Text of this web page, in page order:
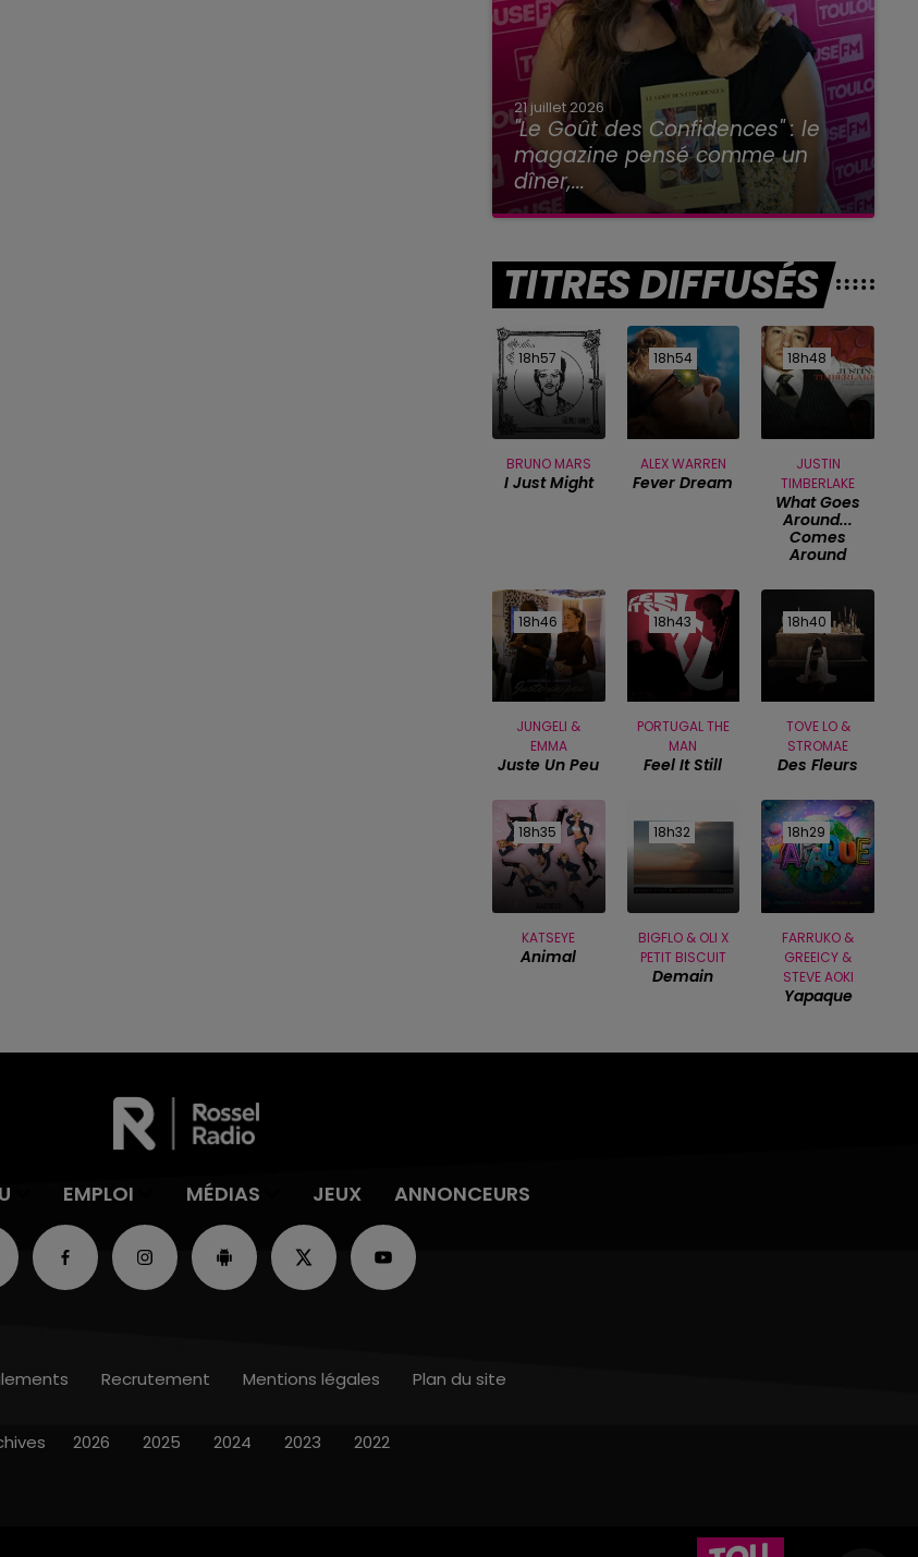
21 juillet 2026
"Le Goût des Confidences" : le
magazine pensé comme un
dîner,...
TITRES DIFFUSÉS
18h57
18h57
BRUNO MARS
I Just Might
18h54
18h54
ALEX WARREN
Fever Dream
18h48
18h48
JUSTIN
TIMBERLAKE
What Goes
Around...
Comes
Around
18h46
18h46
JUNGELI &
EMMA
Juste Un Peu
18h43
18h43
PORTUGAL THE
MAN
Feel It Still
18h40
18h40
TOVE LO &
STROMAE
Des Fleurs
18h35
18h35
KATSEYE
Animal
18h32
18h32
BIGFLO & OLI X
PETIT BISCUIT
Demain
18h29
18h29
FARRUKO &
GREEICY &
STEVE AOKI
Yapaque
EMPLOI MÉDIAS JEUX ANNONCEURS
Recrutement Mentions légales Plan du site
2026 2025 2024 2023 2022